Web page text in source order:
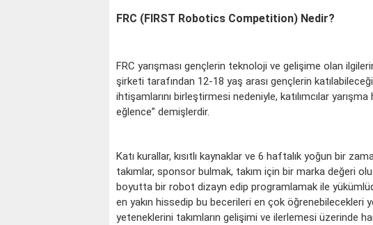
FRC (FIRST Robotics Competition) Nedir?
FRC yarışması gençlerin teknoloji ve gelişime olan
şirketi tarafından 12-18 yaş arası gençlerin
ihtişamlarını birleştirmesi nedeniyle, katılımcılar
eğlence” demişlerdir.
Katı kurallar, kısıtlı kaynaklar ve 6 haftalık yoğun bir
takımlar, sponsor bulmak, takım için bir marka değeri
boyutta bir robot dizayn edip programlamak ile
en yakın hissedip bu becerileri en çok
yeteneklerini takımların gelişimi ve ilerlemesi üzerinde